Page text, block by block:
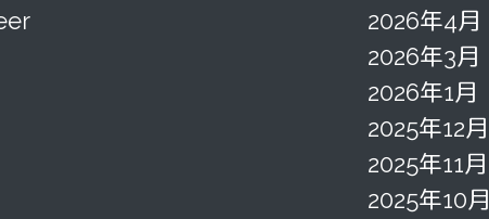
2026年4月
2026年3月
2026年1月
2025年12月
2025年11月
2025年10月